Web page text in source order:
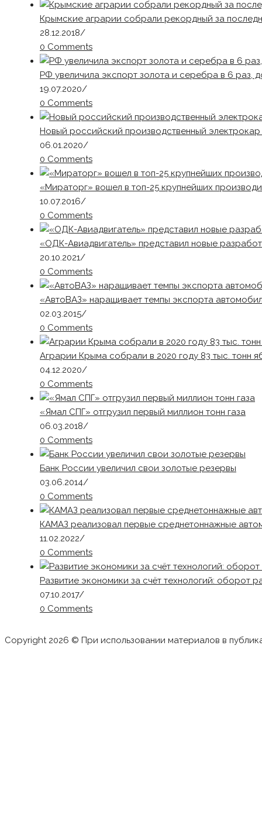
Крымские аграрии собрали рекордный за
28.12.2018/
0 Comments
РФ увеличила экспорт золота и серебра в 6 раз,
19.07.2020/
0 Comments
Новый российский производственный
06.01.2020/
0 Comments
«Мираторг» вошел в топ-25 крупнейших
10.07.2016/
0 Comments
«ОДК-Авиадвигатель» представил новые
20.10.2021/
0 Comments
«АвтоВАЗ» наращивает темпы экспорта
02.03.2015/
0 Comments
Аграрии Крыма собрали в 2020 году 83 тыс. тонн
04.12.2020/
0 Comments
«Ямал СПГ» отгрузил первый миллион тонн газа
06.03.2018/
0 Comments
Банк России увеличил свои золотые резервы
03.06.2014/
0 Comments
КАМАЗ реализовал первые среднетоннажные
11.02.2022/
0 Comments
Развитие экономики за счёт технологий: оборот
07.10.2017/
0 Comments
Copyright 2026 © При использовании материалов в